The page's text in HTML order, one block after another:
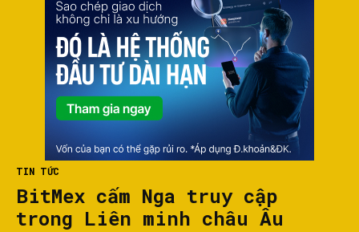
TIN TỨC
BitMex cấm Nga truy cập
trong Liên minh châu Âu